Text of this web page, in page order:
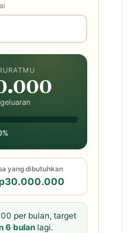
yang dibutuhkan
per bulan, target
6 bulan lagi.